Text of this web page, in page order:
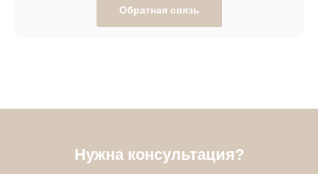
Обратная связь
Нужна консультация?